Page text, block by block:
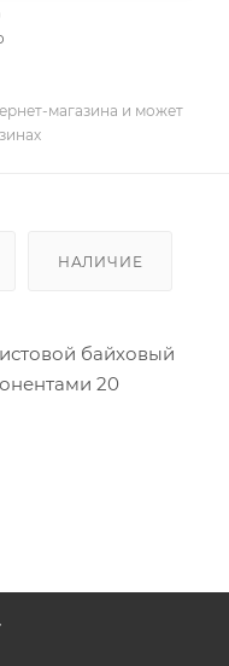
магазина и может
НАЛИЧИЕ
байховый
20